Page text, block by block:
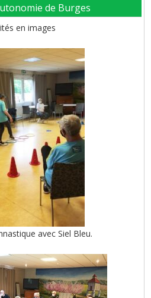
de Burges
en images
avec Siel Bleu.